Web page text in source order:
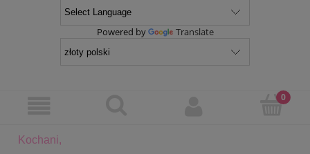
Powered by Translate
Kochani,